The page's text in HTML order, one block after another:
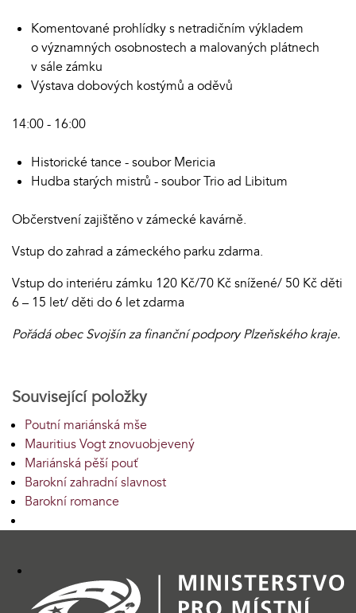
Komentované prohlídky s netradičním výkladem
o významných osobnostech a malovaných plátnech
v sále zámku
Výstava dobových kostýmů a oděvů
14:00 - 16:00
Historické tance - soubor Mericia
Hudba starých mistrů - soubor Trio ad Libitum
Občerstvení zajištěno v zámecké kavárně.
Vstup do zahrad a zámeckého parku zdarma.
Vstup do interiéru zámku 120 Kč/70 Kč snížené/ 50 Kč děti
6 – 15 let/ děti do 6 let zdarma
Pořádá obec Svojšín za finanční podpory Plzeňského kraje.
Související položky
Poutní mariánská mše
Mauritius Vogt znovuobjevený
Mariánská pěší pouť
Barokní zahradní slavnost
Barokní romance